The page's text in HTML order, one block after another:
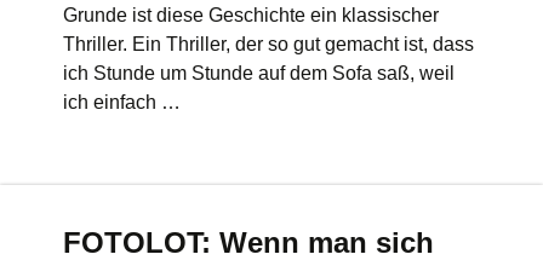
Grunde ist diese Geschichte ein klassischer
Thriller. Ein Thriller, der so gut gemacht ist, dass
ich Stunde um Stunde auf dem Sofa saß, weil
ich einfach …
FOTOLOT: Wenn man sich